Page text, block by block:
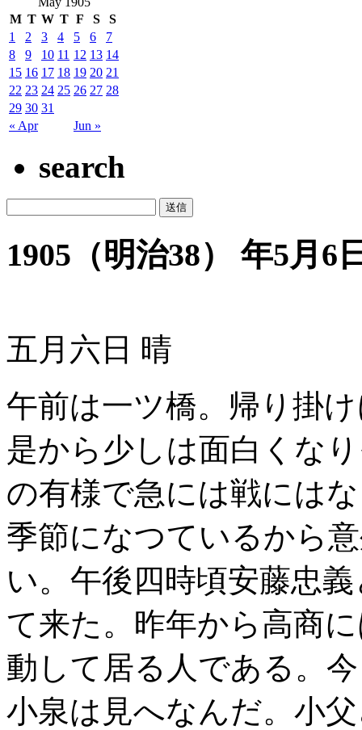
M T W T F S S
« Apr Jun »
1 2 3 4 5 6
7
8
9 10 11 12 13 14
15 16 17 18 19 20 21
22 23 24 25 26 27 28
29 30 31
search
1905（明治38） 年5月6
五月六日 晴
午前は一ツ橋。帰り掛
是から少しは面白くな
の有様で急には戦には
季節になつているから
い。午後四時頃安藤忠
て来た。昨年から高商
動して居る人である。
小泉は見へなんだ。小